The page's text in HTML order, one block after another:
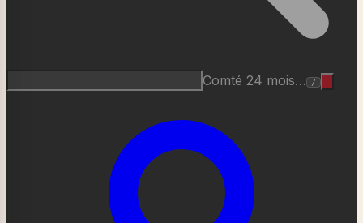
Roquefort AOP… /